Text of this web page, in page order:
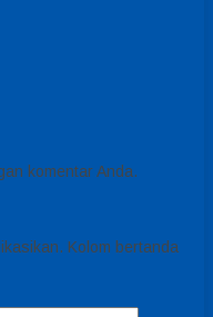
komentar Anda.
Kolom bertanda